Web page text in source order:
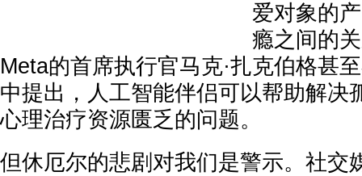
爱对象的
瘾之间的
Meta的首席执行官马克·扎克伯格甚
中提出，人工智能伴侣可以帮助解决
心理治疗资源匮乏的问题。
但休厄尔的悲剧对我们是警示。社交